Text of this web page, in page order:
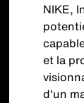
NIKE,
et la
d'un